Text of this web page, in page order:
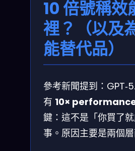
10 倍號稱
裡？（以及
能替代品）
參考新聞提到：
有 10×
鍵：這不是「你買了
事。原因主要是兩個層